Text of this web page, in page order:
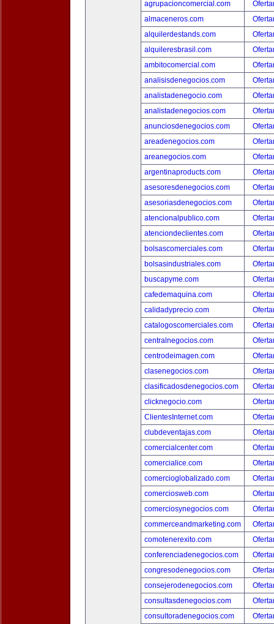
agrupacioncomercial.com
almaceneros.com
alquilerdestands.com
alquileresbrasil.com
ambitocomercial.com
analisisdenegocios.com
analistadenegocio.com
analistadenegocios.com
anunciosdenegocios.com
areadenegocios.com
areanegocios.com
argentinaproducts.com
asesoresdenegocios.com
asesoriasdenegocios.com
atencionalpublico.com
atenciondeclientes.com
bolsascomerciales.com
bolsasindustriales.com
buscapyme.com
cafedemaquina.com
calidadyprecio.com
catalogoscomerciales.com
centralnegocios.com
centrodeimagen.com
clasenegocios.com
clasificadosdenegocios.com
clicknegocio.com
ClientesInternet.com
clubdeventajas.com
comercialcenter.com
comercialice.com
comercioglobalizado.com
comerciosweb.com
comerciosynegocios.com
commerceandmarketing.com
comotenerexito.com
conferenciadenegocios.com
congresodenegocios.com
consejerodenegocios.com
consultasdenegocios.com
consultoradenegocios.com